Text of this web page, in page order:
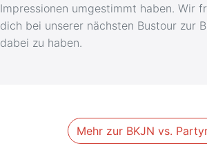
Impressionen umgestimmt haben. Wir
dich bei unserer nächsten Bustour zur
dabei zu haben.
Mehr zur BKJN vs.